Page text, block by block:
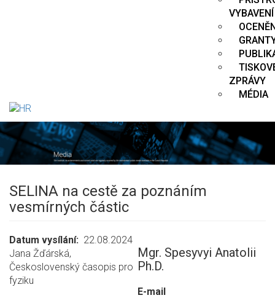
VYBAVENÍ
ZPRÁVY
MÉDIA
SELINA na cestě za poznáním
vesmírných částic
Datum vysílání
22.08.2024
Jana Žďárská,
Československý časopis pro
fyziku
Mgr. Spesyvyi Anatolii
Ph.D.
E-mail